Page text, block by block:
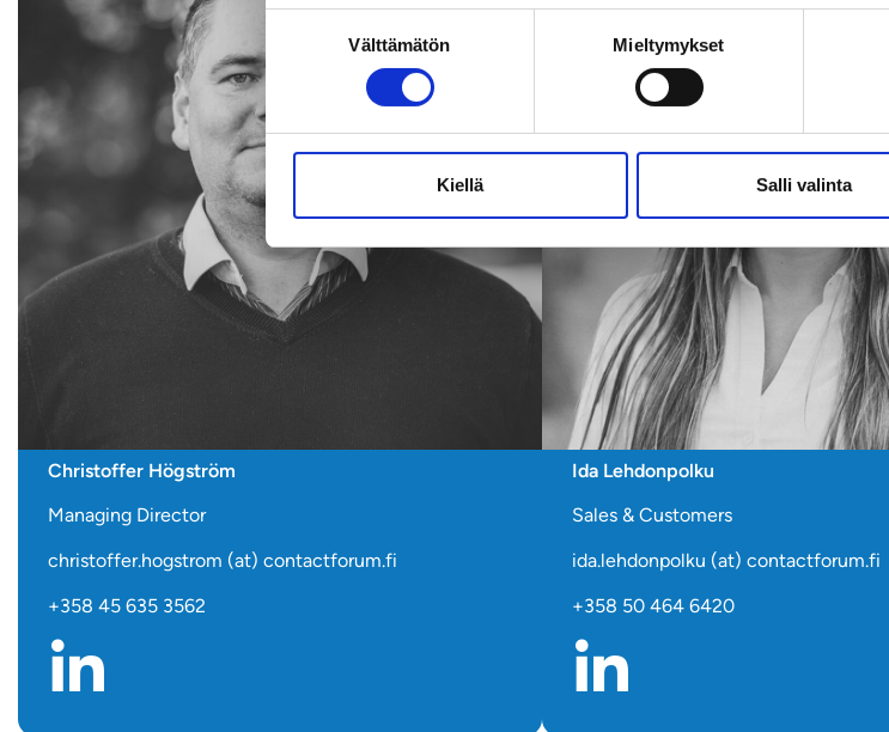
valinta
Välttämätön Mieltymykset
Kiellä Salli valinta
Christoffer Högström
Managing Director
christoffer.hogstrom (at) contactforum.fi
+358 45 635 3562
Ida Lehdonpolku
Sales & Customers
ida.lehdonpolku (at) contactforum.fi
+358 50 464 6420